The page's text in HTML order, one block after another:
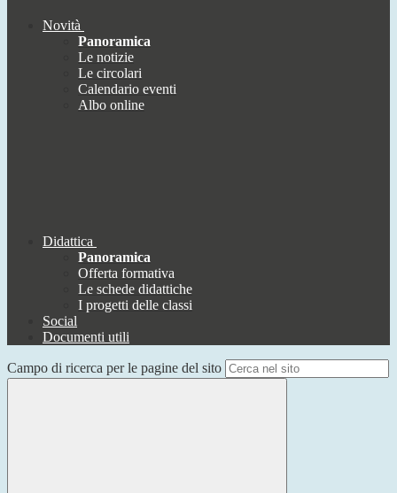
Novità
Panoramica
Le notizie
Le circolari
Calendario eventi
Albo online
Didattica
Panoramica
Offerta formativa
Le schede didattiche
I progetti delle classi
Social
Documenti utili
Campo di ricerca per le pagine del sito